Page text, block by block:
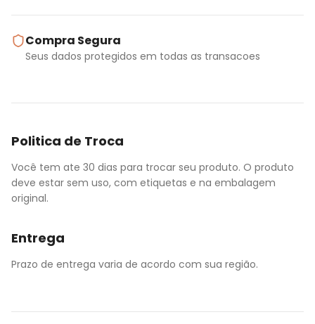
Compra Segura
Seus dados protegidos em todas as transacoes
Politica de Troca
Você tem ate 30 dias para trocar seu produto. O produto
deve estar sem uso, com etiquetas e na embalagem
original.
Entrega
Prazo de entrega varia de acordo com sua região.